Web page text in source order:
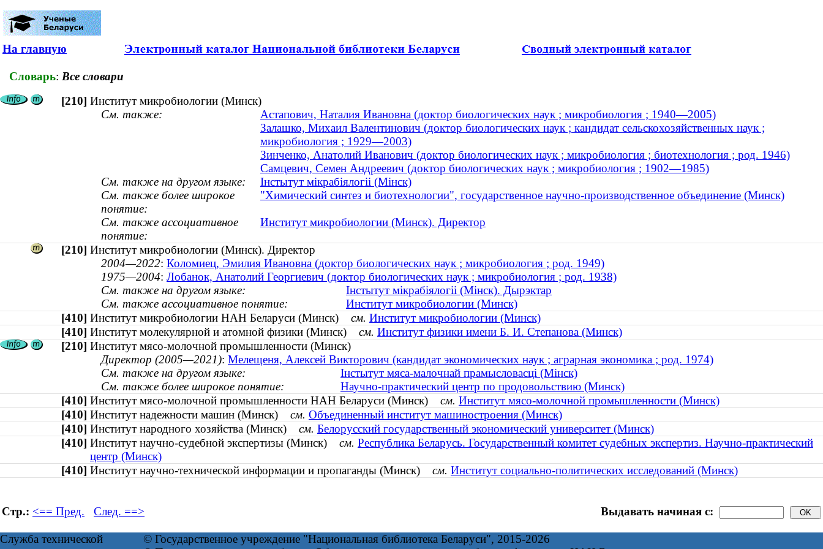
На главную
Словарь: Все словари
[210] Институт микробиологии (Минск)
См. также:
Астапович, Наталия Ивановна (доктор биологических наук ; микробиология ; 1940—2005)
Залашко, Михаил Валентинович (доктор биологических наук ; кандидат сельскохозяйственных наук ;
микробиология ; 1929—2003)
Зинченко, Анатолий Иванович (доктор биологических наук ; микробиология ; биотехнология ; род. 1946)
Самцевич, Семен Андреевич (доктор биологических наук ; микробиология ; 1902—1985)
См. также на другом языке:
Інстытут мікрабіялогіі (Мінск)
См. также более широкое
понятие:
"Химический синтез и биотехнологии", государственное научно-производственное объединение (Минск)
См. также ассоциативное
понятие:
Институт микробиологии (Минск). Директор
[210] Институт микробиологии (Минск). Директор
2004—2022: Коломиец, Эмилия Ивановна (доктор биологических наук ; микробиология ; род. 1949)
1975—2004: Лобанок, Анатолий Георгиевич (доктор биологических наук ; микробиология ; род. 1938)
См. также на другом языке:
Інстытут мікрабіялогіі (Мінск). Дырэктар
См. также ассоциативное понятие:
Институт микробиологии (Минск)
[410] Институт микробиологии НАН Беларуси (Минск) см. Институт микробиологии (Минск)
[410] Институт молекулярной и атомной физики (Минск) см. Институт физики имени Б. И. Степанова (Минск)
[210] Институт мясо-молочной промышленности (Минск)
Директор (2005—2021): Мелещеня, Алексей Викторович (кандидат экономических наук ; аграрная экономика ; род. 1974)
См. также на другом языке:
Інстытут мяса-малочнай прамысловасці (Мінск)
См. также более широкое понятие:
Научно-практический центр по продовольствию (Минск)
[410] Институт мясо-молочной промышленности НАН Беларуси (Минск) см. Институт мясо-молочной промышленности (Минск)
[410] Институт надежности машин (Минск) см. Объединенный институт машиностроения (Минск)
[410] Институт народного хозяйства (Минск) см. Белорусский государственный экономический университет (Минск)
[410] Институт научно-судебной экспертизы (Минск) см. Республика Беларусь. Государственный комитет судебных экспертиз. Научно-практический
центр (Минск)
[410] Институт научно-технической информации и пропаганды (Минск) см. Институт социально-политических исследований (Минск)
Стр.: <== Пред. След. ==> Выдавать начиная с:
Служба технической
© Государственное учреждение "Национальная библиотека Беларуси", 2015-2026